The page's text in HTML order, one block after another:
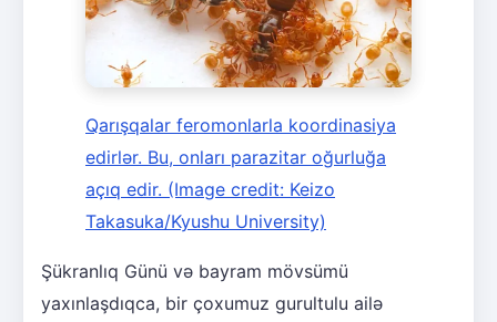
Qarışqalar feromonlarla koordinasiya
edirlər. Bu, onları parazitar oğurluğa
açıq edir. (Image credit: Keizo
Takasuka/Kyushu University)
Şükranlıq Günü və bayram mövsümü
yaxınlaşdıqca, bir çoxumuz gurultulu ailə